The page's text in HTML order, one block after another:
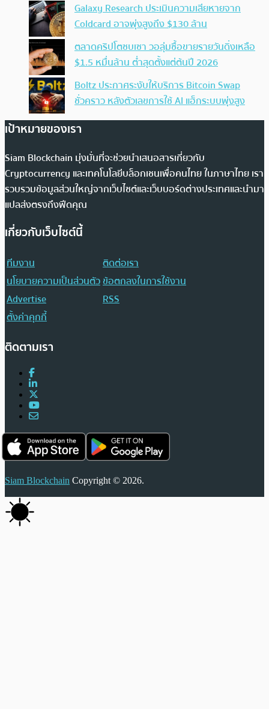
Galaxy Research ประเมินความเสียหายจาก
Coldcard อาจพุ่งสูงถึง $130 ล้าน
ตลาดคริปโตซบเซา วอลุ่มซื้อขายรายวันดิ่งเหลือ
$1.5 หมื่นล้าน ต่ำสุดตั้งแต่ต้นปี 2026
Boltz ประกาศระงับให้บริการ Bitcoin Swap
ชั่วคราว หลังตัวเลขการใช้ AI แฮ็กระบบพุ่งสูง
เป้าหมายของเรา
Siam Blockchain มุ่งมั่นที่จะช่วยนำเสนอสารเกี่ยวกับ
Cryptocurrency และเทคโนโลยีบล็อกเชนเพื่อคนไทย ในภาษาไทย เรา
รวบรวมข้อมูลส่วนใหญ่จากเว็บไซต์และเว็บบอร์ดต่างประเทศและนำมา
แปลส่งตรงถึงฟีดคุณ
เกี่ยวกับเว็บไซต์นี้
ทีมงาน
ติดต่อเรา
นโยบายความเป็นส่วนตัวข้อตกลงในการใช้งาน
Advertise
RSS
ตั้งค่าคุกกี้
ติดตามเรา
Siam Blockchain Copyright © 2026.